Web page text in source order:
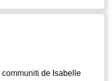
communiti de Isabelle